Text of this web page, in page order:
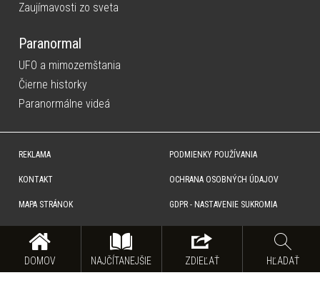
DOMOV NAJČÍTANEJŠIE ZDIEĽAŤ HĽADAŤ
Zaujímavosti zo sveta
Paranormal
UFO a mimozemštania
Čierne historky
Paranormálne videá
REKLAMA
KONTAKT
MAPA STRÁNOK
PODMIENKY POUŽÍVANIA
OCHRANA OSOBNÝCH ÚDAJOV
GDPR - NASTAVENIE SUKROMIA
súhlas na rozmnožovanie, šírenie a na verejný prenos obsahu. Na tejto stránke môžu byť umiestnené reklamné
odkazy, alebo reklamné produkty.